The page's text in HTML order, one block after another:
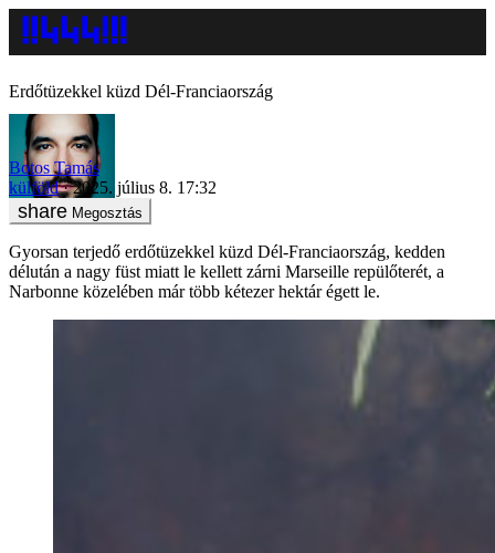
Erdőtüzekkel küzd Dél-Franciaország
Botos Tamás
külföld
2025. július 8. 17:32
Megosztás
Gyorsan terjedő erdőtüzekkel küzd Dél-Franciaország, kedden
délután a nagy füst miatt le kellett zárni Marseille repülőterét, a
Narbonne közelében már több kétezer hektár égett le.